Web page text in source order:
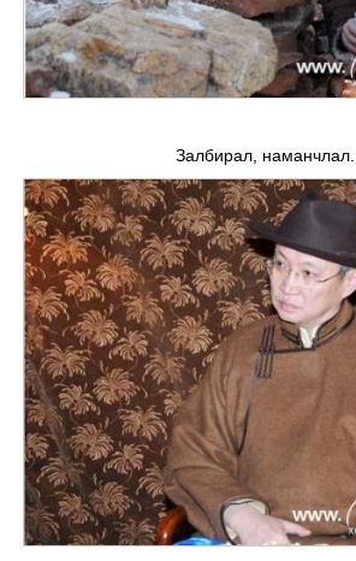
Залбирал, наманчлал...